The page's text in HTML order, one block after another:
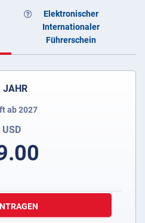
Elektronischer
Internationaler
Führerschein
JAHR
ab 2027
USD